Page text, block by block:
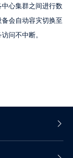
心集群之间进行数
会自动容灾切换至
问不中断。